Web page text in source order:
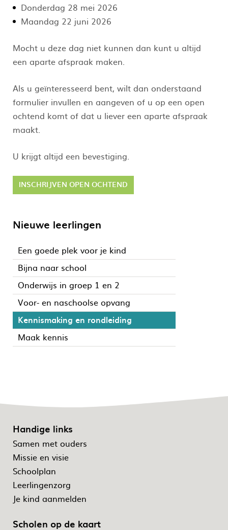
Donderdag 28 mei 2026
Maandag 22 juni 2026
Mocht u deze dag niet kunnen dan kunt u altijd
een aparte afspraak maken.
Als u geïnteresseerd bent, wilt dan onderstaand
formulier invullen en aangeven of u op een open
ochtend komt of dat u liever een aparte afspraak
maakt.
U krijgt altijd een bevestiging.
INSCHRIJVEN OPEN OCHTEND
Nieuwe leerlingen
Een goede plek voor je kind
Bijna naar school
Onderwijs in groep 1 en 2
Voor- en naschoolse opvang
Kennismaking en rondleiding
Maak kennis
Handige links
Samen met ouders
Missie en visie
Schoolplan
Leerlingenzorg
Je kind aanmelden
Scholen op de kaart